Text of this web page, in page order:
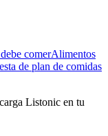
comerAlimentos
de plan de comidas
Listonic en tu